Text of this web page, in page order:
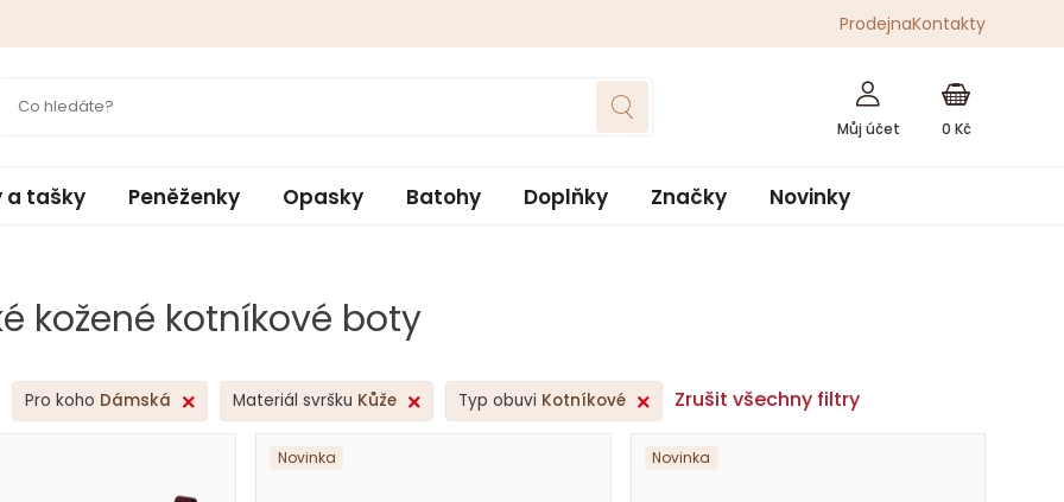
kožené kotníkové boty
Pro koho Dámská Materiál svršku Kůže Typ obuvi Kotníkové Zrušit všechny filtry
Novinka Novinka
ProdejnaKontakty
0 Kč
a tašky Peněženky Opasky Batohy Doplňky Značky Novinky